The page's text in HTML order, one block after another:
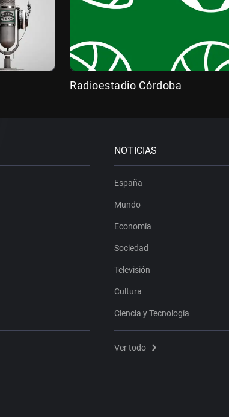
Radioestadio Córdoba
NOTICIAS
España
Mundo
Economía
Sociedad
Televisión
Cultura
Ciencia y Tecnología
Ver todo